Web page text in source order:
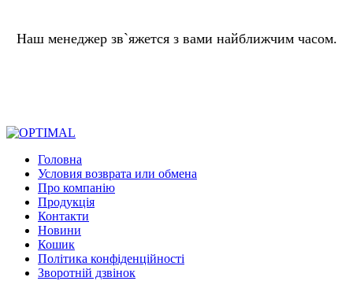
Наш менеджер зв`яжется з вами найближчим часом.
Головна
Условия возврата или обмена
Про компанію
Продукція
Контакти
Новини
Кошик
Політика конфіденційності
Зворотній дзвінок